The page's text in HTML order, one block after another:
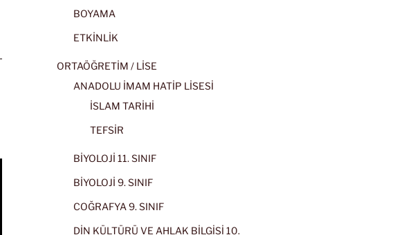
BOYAMA
ETKİNLİK
ORTAÖĞRETİM / LİSE
ANADOLU İMAM HATİP LİSESİ
İSLAM TARİHİ
TEFSİR
BİYOLOJİ 11. SINIF
BİYOLOJİ 9. SINIF
COĞRAFYA 9. SINIF
DİN KÜLTÜRÜ VE AHLAK BİLGİSİ 10.